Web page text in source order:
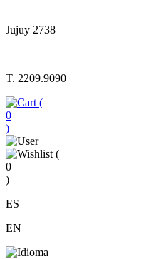
Jujuy 2738
T. 2209.9090
(
0
)
(
0
)
ES
EN